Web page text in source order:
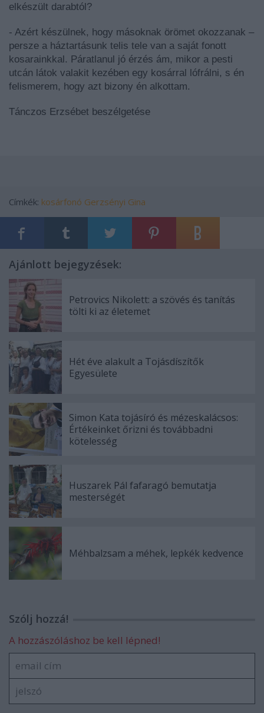
elkészült darabtól?
- Azért készülnek, hogy másoknak örömet okozzanak –
persze a háztartásunk telis tele van a saját fonott
kosarainkkal. Páratlanul jó érzés ám, mikor a pesti
utcán látok valakit kezében egy kosárral lófrálni, s én
felismerem, hogy azt bizony én alkottam.
Tánczos Erzsébet beszélgetése
Címkék: kosárfonó Gerzsényi Gina
Ajánlott bejegyzések:
Petrovics Nikolett: a szövés és tanítás
tölti ki az életemet
Hét éve alakult a Tojásdíszítők
Egyesülete
Simon Kata tojásíró és mézeskalácsos:
Értékeinket őrizni és továbbadni
kötelesség
Huszarek Pál fafaragó bemutatja
mesterségét
Méhbalzsam a méhek, lepkék kedvence
Szólj hozzá!
A hozzászóláshoz be kell lépned!